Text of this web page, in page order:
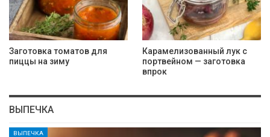
Заготовка томатов для
пиццы на зиму
Карамелизованный лук с
портвейном — заготовка
впрок
ВЫПЕЧКА
ВЫПЕЧКА